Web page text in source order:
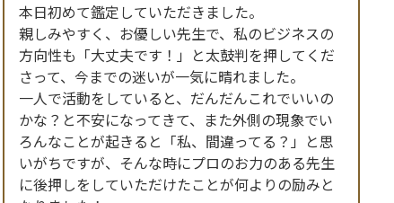
本日初めて鑑定していただきました。
親しみやすく、お優しい先生で、私のビジネスの
方向性も「大丈夫です！」と太鼓判を押してくだ
さって、今までの迷いが一気に晴れました。
一人で活動をしていると、だんだんこれでいいの
かな？と不安になってきて、また外側の現象でい
ろんなことが起きると「私、間違ってる？」と思
いがちですが、そんな時にプロのお力のある先生
に後押しをしていただけたことが何よりの励みと